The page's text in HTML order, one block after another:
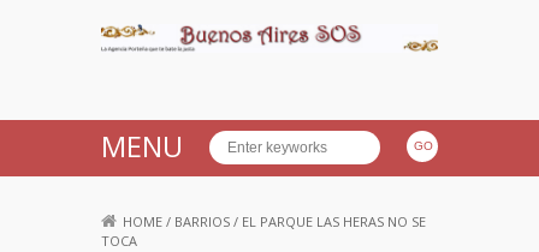
MENU
HOME / BARRIOS / EL PARQUE LAS HERAS NO SE
TOCA